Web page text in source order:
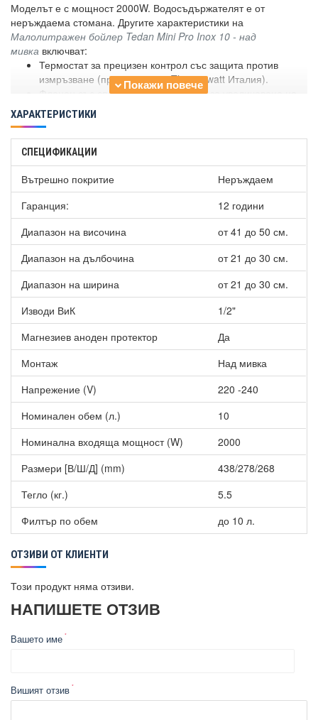
Моделът е с мощност 2000W. Водосъдържателят е от
неръждаема стомана. Другите характеристики на
Малолитражен бойлер Tedan Mini Pro Inox 10 - над
мивка включват:
Термостат за прецизен контрол със защита против
измръзване (произведен от Thermowatt Италия).
Фланец със специална конструкция за увеличаване на
надеждността и сигурността на уреда.
Магнезиев анод с 50% по-дълъг живот за перфектна
антикорозионна защита.
Максимална работна температура до 75°С.
Диаметър на тръбите (ВИК): 3/8".
Включени нипел-муфа 3/8" М х 1/2" Ж.
Уредът се доставя с клапан и термостат.
Тръба за изход на топла вода - хром никел.
ХАРАКТЕРИСТИКИ
СПЕЦИФИКАЦИИ
Вътрешно покритие
Неръждаем
Гаранция:
12 години
Диапазон на височина
от 41 до 50 см.
Диапазон на дълбочина
от 21 до 30 см.
Диапазон на ширина
от 21 до 30 см.
Изводи ВиК
1/2"
Магнезиев аноден протектор
Да
Монтаж
Над мивка
Напрежение (V)
220 -240
Номинален обем (л.)
10
Номинална входяща мощност (W)
2000
Размери [В/Ш/Д] (mm)
438/278/268
Тегло (кг.)
5.5
Филтър по обем
до 10 л.
ОТЗИВИ ОТ КЛИЕНТИ
Този продукт няма отзиви.
НАПИШЕТЕ ОТЗИВ
Вашето име
Вишият отзив